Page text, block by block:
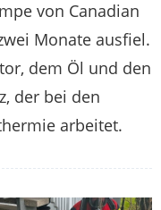
von Canadian
Monate ausfiel.
dem Öl und den
der bei den
arbeitet.